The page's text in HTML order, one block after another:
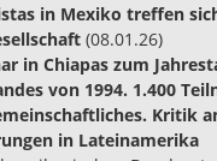
in Mexiko treffen
(08.01.26)
in Chiapas zum
von 1994. 1.400
Kritik
in Lateinamerika